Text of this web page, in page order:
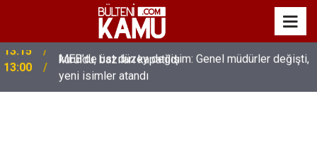
13:00
MEB’de üst düzey değişim: Genel müdürler değişti,
yeni isimler atandı